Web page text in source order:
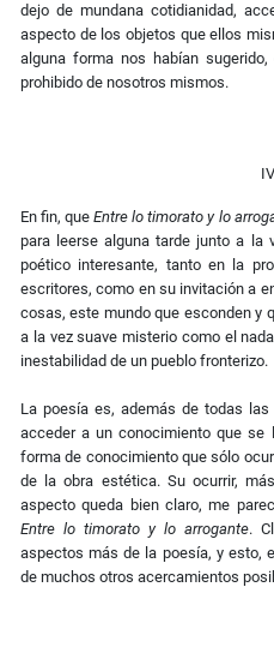
dejo de mundana cotidianidad,
aspecto de los objetos que ellos
alguna forma nos habían
prohibido de nosotros mismos.
IV
En fin, queEntre lo timorato y lo
para leerse alguna tarde junto a la
poético interesante, tanto en la
escritores, como en su invitación a
cosas, este mundo que esconden y
a la vez suave misterio como el
inestabilidad de un pueblo fronterizo.
La poesía es, además de todas
acceder a un conocimiento que se
forma de conocimiento que sólo
de la obra estética. Su ocurrir,
aspecto queda bien claro, me
Entre lo timorato y lo arrogante.
aspectos más de la poesía, y esto,
de muchos otros acercamientos